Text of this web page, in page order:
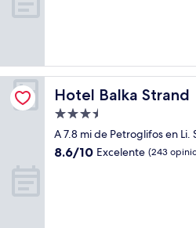
Hotel Balka Strand
Hotel Balka Strand
Propiedad
de
3.5
A 7.8 mi de Petroglifos en
8.6
8.6/10 Excelente (243